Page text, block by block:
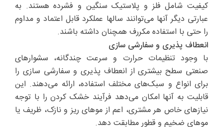
کیفیت شامل فلز و پلاستیک سنگین و فشرده هستند. به
عبارتی دیگر آنها می‌توانند سالها عملکرد قابل اعتماد و مداوم
را حتی با استفاده مکررف همچنان داشته باشند.
انعطاف پذیری و سفارشی سازی
با وجود تنظیمات حرارت و سرعت چندگانه، سشوارهای
صنعتی سطح بیشتری از انعطاف پذیری و سفارشی سازی را
برای انواع و سبک‌های مختلف استفاده، ارائه می‌دهند. این
قابلیت به آنها امکان می‌دهد فرآیند خشک کردن را با توجه
نیازهای خاص هر مشتری‌، اعم از موهای ریز و نازک، ظریف یا
موهای ضخیم و قطور مطابقت دهد.